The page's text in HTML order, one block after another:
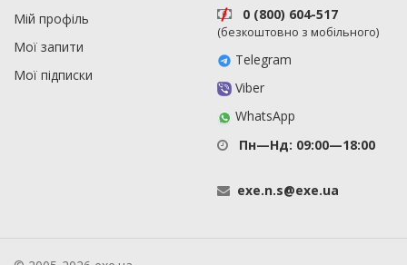
Мій профіль
Мої запити
Мої підписки
0 (800) 604-517
(безкоштовно з мобільного)
Telegram
Viber
WhatsApp
Пн—Нд: 09:00—18:00
exe.n.s@exe.ua